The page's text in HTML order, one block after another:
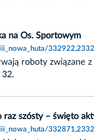
na Os. Sportowym
roboty związane
32.
raz szósty – święto